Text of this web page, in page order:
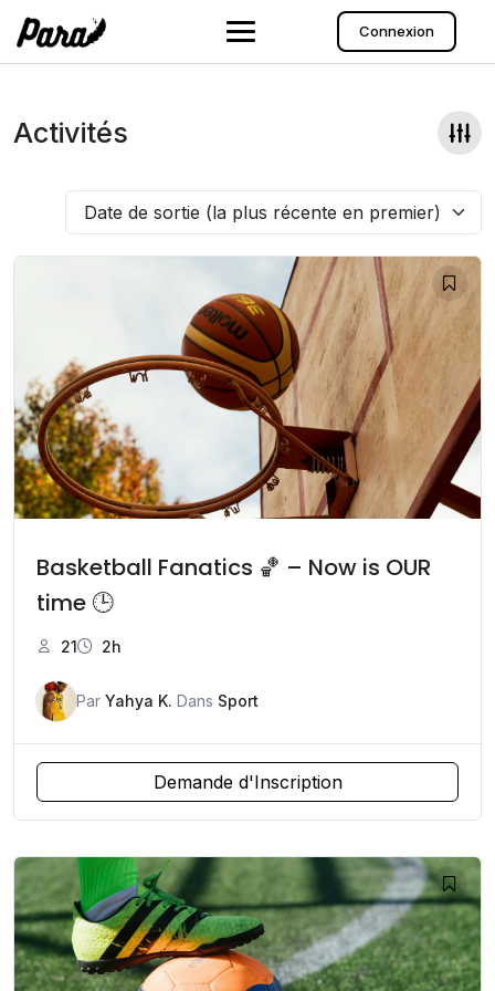
contenu
Connexion
Activités
Date de sortie (la plus récente en premier)
Basketball Fanatics 🏀 – Now is OUR
time 🕒
21 2h
Par Yahya K. Dans Sport
Demande d'Inscription